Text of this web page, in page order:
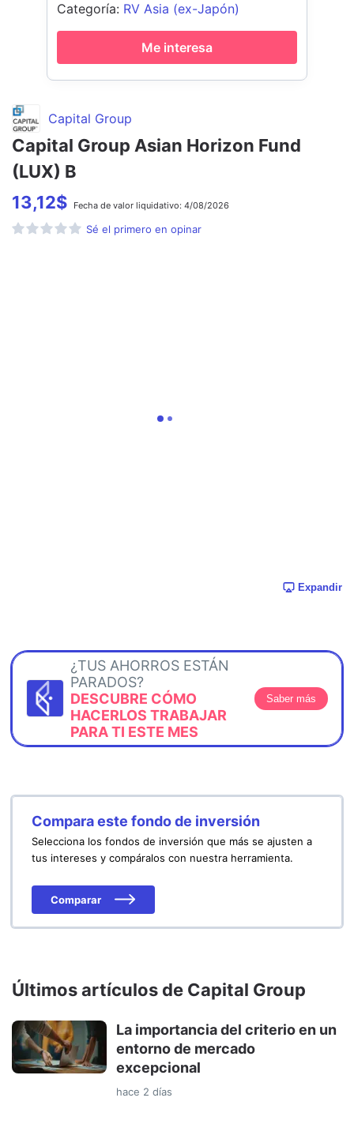
Capital Group
Capital Group Asian Horizon Fund
(LUX) B
13,12$ Fecha de valor liquidativo: 4/08/2026
Sé el primero en opinar
Expandir
¿TUS AHORROS ESTÁN
PARADOS?
DESCUBRE CÓMO
HACERLOS TRABAJAR
PARA TI ESTE MES
Saber más
Compara este fondo de inversión
Selecciona los fondos de inversión que más se ajusten a
tus intereses y compáralos con nuestra herramienta.
Comparar
Últimos artículos de Capital Group
La importancia del criterio en un
entorno de mercado
excepcional
hace 2 días
Management Company Sàrl
Categoría: RV Asia (ex-Japón)
Me interesa